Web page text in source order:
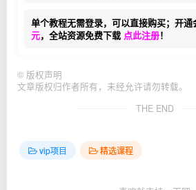
单个教程无需登录，可以直接购买；开通
元，全站资源免费下载 点此注册！
© 版权声明
文章版权归作者所有，未经允许请勿转载。
THE END
vip项目 精选课程